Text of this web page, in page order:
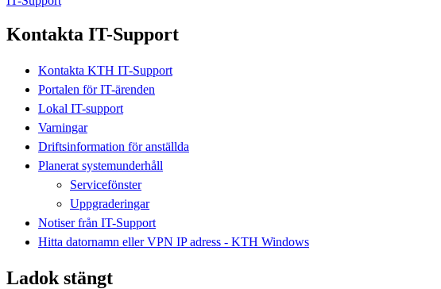
Kontakta IT-Support
Kontakta KTH IT-Support
Portalen för IT-ärenden
Lokal IT-support
Varningar
Driftsinformation för anställda
Planerat systemunderhåll
Servicefönster
Uppgraderingar
Notiser från IT-Support
Hitta datornamn eller VPN IP adress - KTH Windows
Ladok stängt